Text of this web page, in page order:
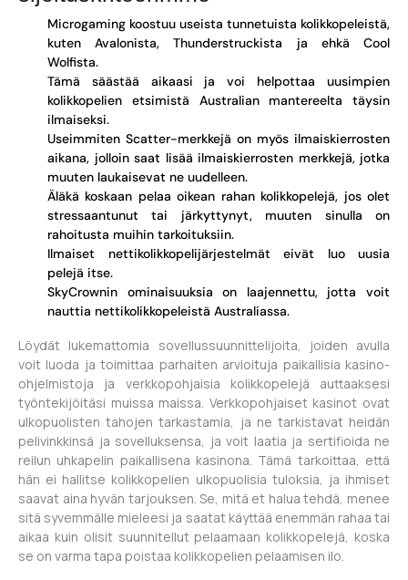
Microgaming koostuu useista tunnetuista kolikkopeleistä,
kuten Avalonista, Thunderstruckista ja ehkä Cool
Wolfista.
Tämä säästää aikaasi ja voi helpottaa uusimpien
kolikkopelien etsimistä Australian mantereelta täysin
ilmaiseksi.
Useimmiten Scatter-merkkejä on myös ilmaiskierrosten
aikana, jolloin saat lisää ilmaiskierrosten merkkejä, jotka
muuten laukaisevat ne uudelleen.
Äläkä koskaan pelaa oikean rahan kolikkopelejä, jos olet
stressaantunut tai järkyttynyt, muuten sinulla on
rahoitusta muihin tarkoituksiin.
Ilmaiset nettikolikkopelijärjestelmät eivät luo uusia
pelejä itse.
SkyCrownin ominaisuuksia on laajennettu, jotta voit
nauttia nettikolikkopeleistä Australiassa.
Löydät lukemattomia sovellussuunnittelijoita, joiden avulla
voit luoda ja toimittaa parhaiten arvioituja paikallisia kasino-
ohjelmistoja ja verkkopohjaisia ​​kolikkopelejä auttaaksesi
työntekijöitäsi muissa maissa. Verkkopohjaiset kasinot ovat
ulkopuolisten tahojen tarkastamia, ja ne tarkistavat heidän
pelivinkkinsä ja sovelluksensa, ja voit laatia ja sertifioida ne
reilun uhkapelin paikallisena kasinona. Tämä tarkoittaa, että
hän ei hallitse kolikkopelien ulkopuolisia tuloksia, ja ihmiset
saavat aina hyvän tarjouksen. Se, mitä et halua tehdä, menee
sitä syvemmälle mieleesi ja saatat käyttää enemmän rahaa tai
aikaa kuin olisit suunnitellut pelaamaan kolikkopelejä, koska
se on varma tapa poistaa kolikkopelien pelaamisen ilo.